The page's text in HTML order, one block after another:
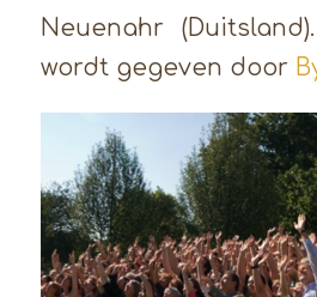
Neuenahr
wordt gegeven door